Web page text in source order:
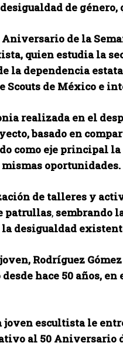
de género,
de la
quien estudia la
la dependencia
Scouts de México e
realizada en el
basado en
como eje principal
oportunidades.
de talleres y
patrullas, sembrando
ladesigualdad
Rodríguez
desde hace 50 años,
escultista le
al 50 Aniversario